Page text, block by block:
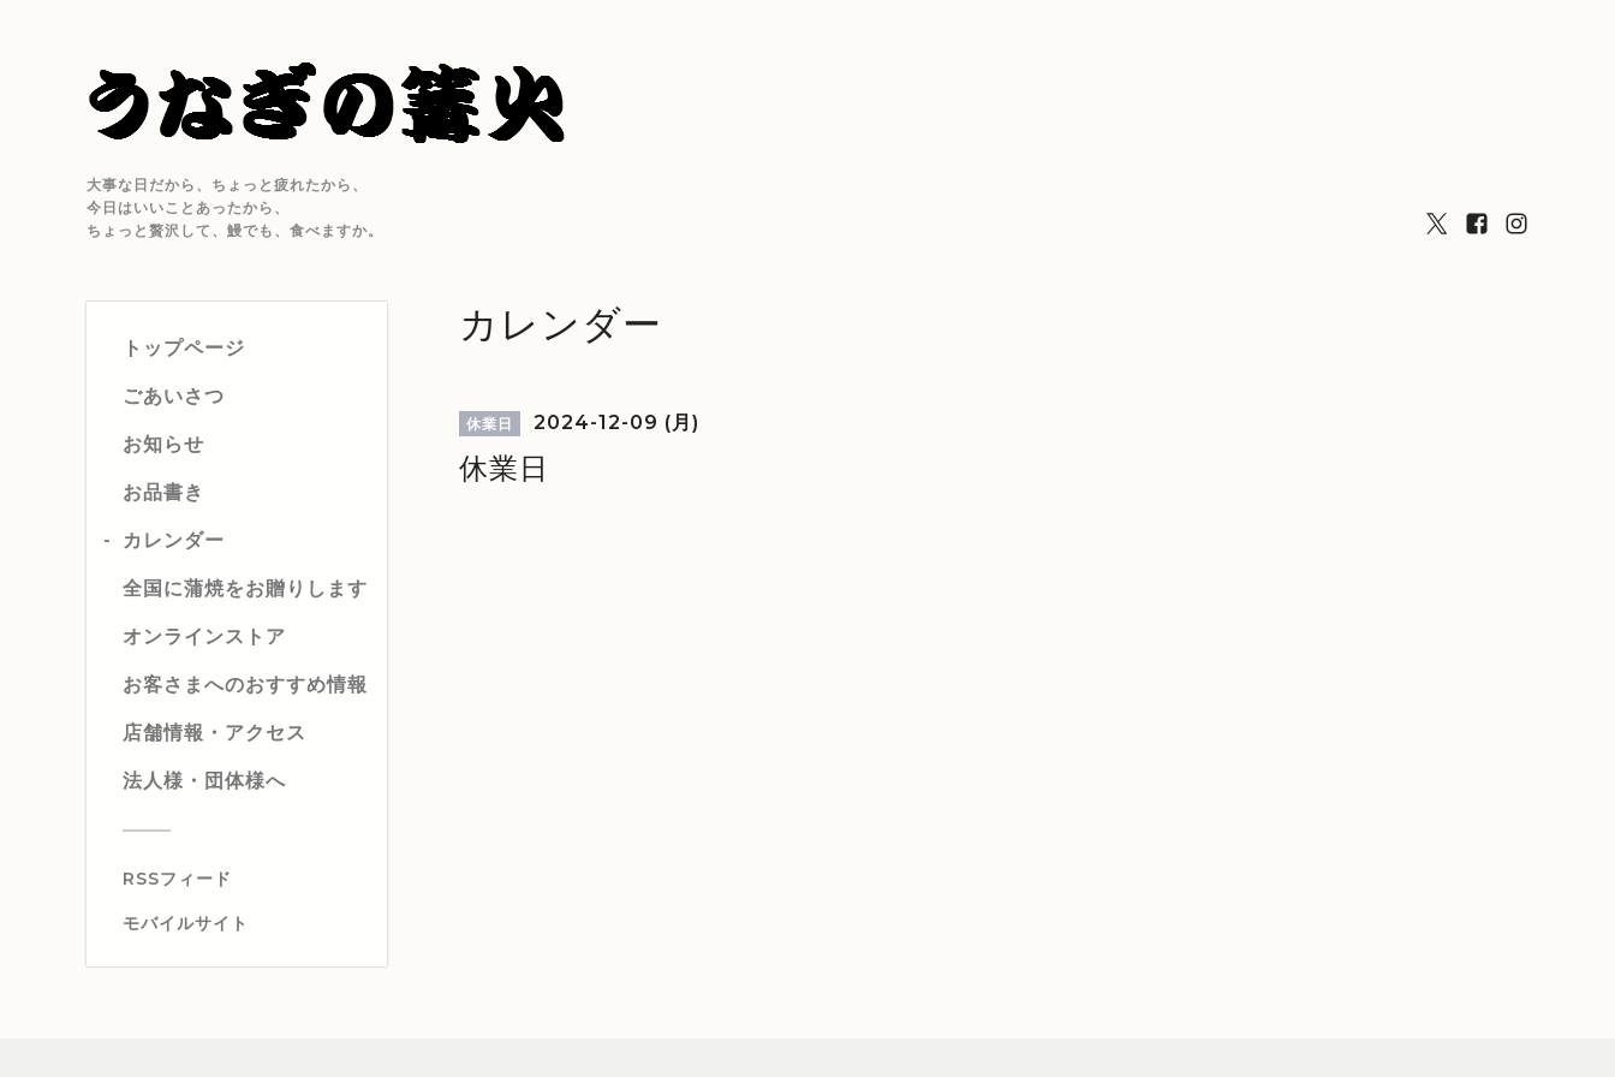
大事な日だから、ちょっと疲れたから、
今日はいいことあったから、
ちょっと贅沢して、鰻でも、食べますか。
トップページ
ごあいさつ
お知らせ
お品書き
カレンダー
全国に蒲焼をお贈りします
オンラインストア
お客さまへのおすすめ情報
店舗情報・アクセス
法人様・団体様へ
RSSフィード
モバイルサイト
カレンダー
休業日 2024-12-09 (月)
休業日